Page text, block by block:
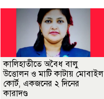
কালিহাতীতে অবৈধ বালু
উত্তোলন ও মাটি কাটায় মোবাইল
কোর্ট, একজনের ২ দিনের
কারাদণ্ড